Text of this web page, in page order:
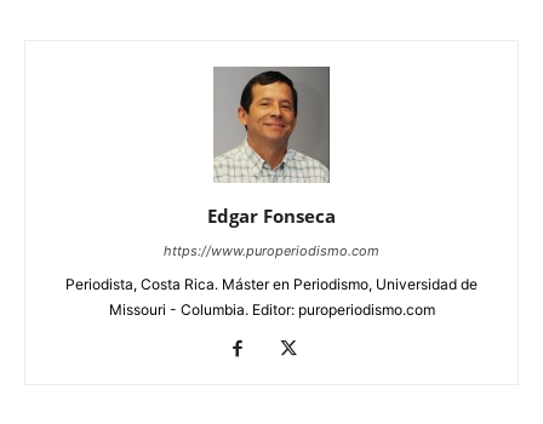
Edgar Fonseca
https://www.puroperiodismo.com
Periodista, Costa Rica. Máster en Periodismo, Universidad de
Missouri - Columbia. Editor: puroperiodismo.com